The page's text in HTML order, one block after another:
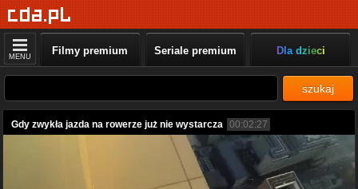
MENU Filmy premium Seriale premium Dla dzieci
szukaj
Gdy zwykła jazda na rowerze już nie wystarcza 00:02:27